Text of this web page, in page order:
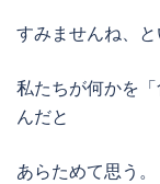
すみませんね、
私たちが何かを
んだと
あらためて思う。